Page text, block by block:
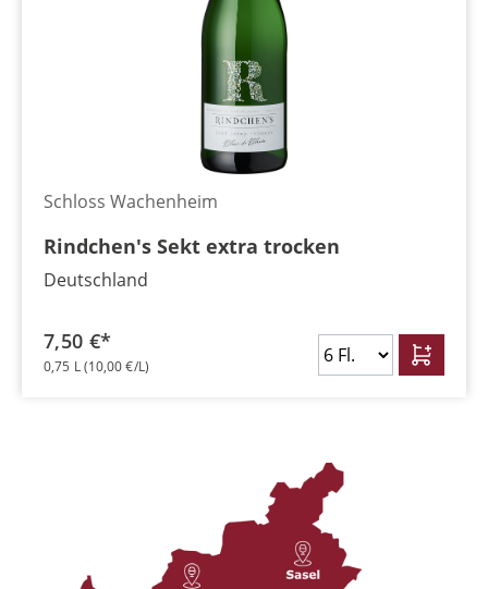
Schloss Wachenheim
Rindchen's Sekt extra trocken
Deutschland
7,50 €*
0,75 L(10,00 €/L)